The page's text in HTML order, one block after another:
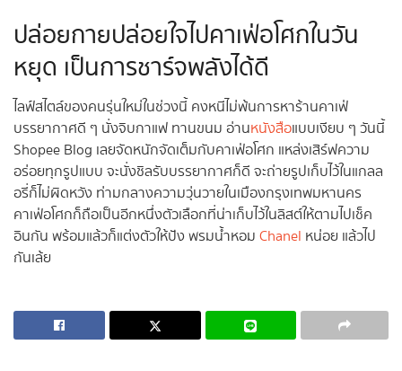
ปล่อยกายปล่อยใจไปคาเฟ่อโศกในวัน
หยุด เป็นการชาร์จพลังได้ดี
ไลฟ์สไตล์ของคนรุ่นใหม่ในช่วงนี้ คงหนีไม่พ้นการหาร้านคาเฟ่
บรรยากาศดี ๆ นั่งจิบกาแฟ ทานขนม อ่านหนังสือแบบเงียบ ๆ วันนี้
Shopee Blog เลยจัดหนักจัดเต็มกับคาเฟ่อโศก แหล่งเสิร์ฟความ
อร่อยทุกรูปแบบ จะนั่งชิลรับบรรยากาศก็ดี จะถ่ายรูปเก็บไว้ในแกลล
อรี่ก็ไม่ผิดหวัง ท่ามกลางความวุ่นวายในเมืองกรุงเทพมหานคร
คาเฟ่อโศกก็ถือเป็นอีกหนึ่งตัวเลือกที่น่าเก็บไว้ในลิสต์ให้ตามไปเช็ค
อินกัน พร้อมแล้วก็แต่งตัวให้ปัง พรมน้ำหอม Chanel หน่อย แล้วไป
กันเล้ย